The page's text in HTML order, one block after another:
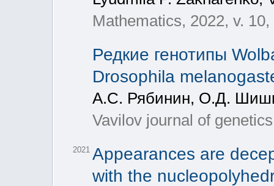
Mathematics, 2022, v. 10,
Редкие генотипы
Drosophila
А.С. Рябинин, О.Д.
Vavilov journal of
2021 Appearances are
with the